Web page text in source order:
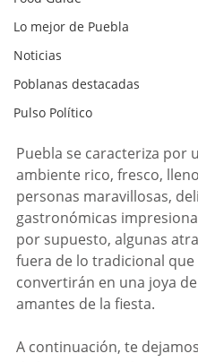
Lo mejor de Puebla
Noticias
Poblanas destacadas
Pulso Político
Puebla se caracteriza por
ambiente rico, fresco,
personas maravillosas,
gastronómicas
por supuesto, algunas
fuera de lo tradicional que
convertirán en una joya
amantes de la fiesta.
A continuación, te